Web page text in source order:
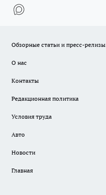
Обзорные статьи и пресс-релизы
О нас
Контакты
Редакционная политика
Условия труда
Авто
Новости
Главная